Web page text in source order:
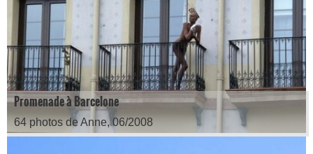
Promenade à Barcelone
64 photos de Anne, 06/2008